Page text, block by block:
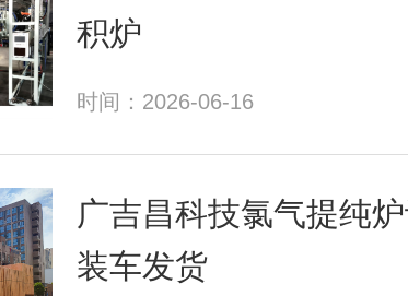
积炉
时间：2026-06-16
广吉昌科技氯气提纯
装车发货